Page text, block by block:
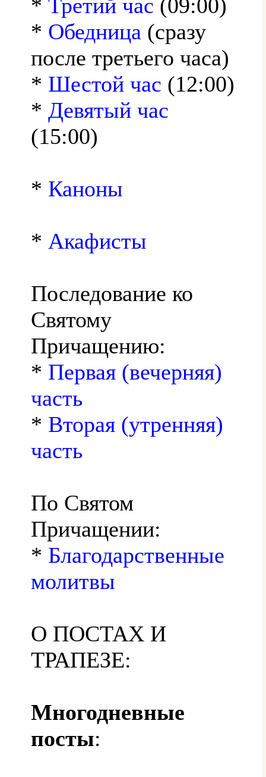
* Третий час (09:00)
* Обедница (сразу
после третьего часа)
* Шестой час (12:00)
* Девятый час
(15:00)
* Каноны
* Акафисты
Последование ко
Святому
Причащению:
* Первая (вечерняя)
часть
* Вторая (утренняя)
часть
По Святом
Причащении:
* Благодарственные
молитвы
О ПОСТАХ И
ТРАПЕЗЕ:
Многодневные
посты: